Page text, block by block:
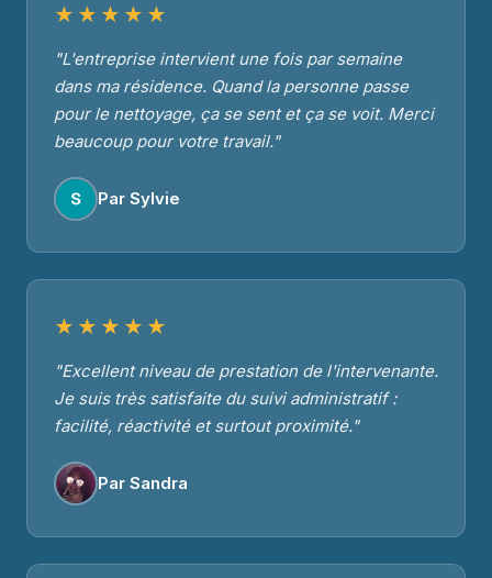
★★★★★
"L'entreprise intervient une fois par semaine
dans ma résidence. Quand la personne passe
pour le nettoyage, ça se sent et ça se voit. Merci
beaucoup pour votre travail."
Par Sylvie
★★★★★
"Excellent niveau de prestation de l'intervenante.
Je suis très satisfaite du suivi administratif :
facilité, réactivité et surtout proximité."
Par Sandra